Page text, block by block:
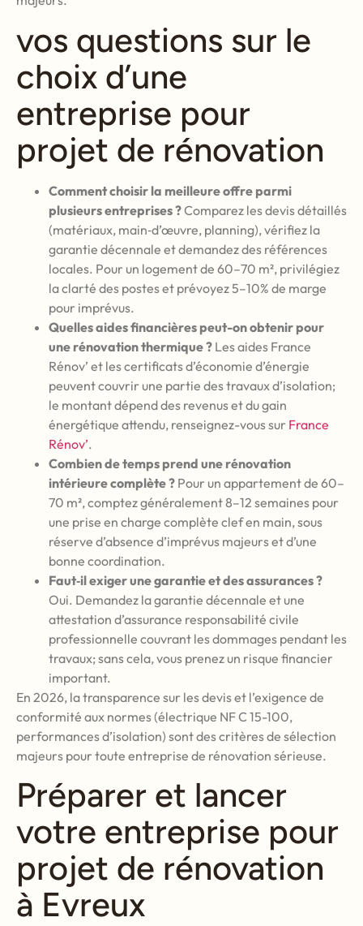
vos questions sur le
choix d’une
entreprise pour
projet de rénovation
Comment choisir la meilleure offre parmi
plusieurs entreprises ?Comparez les devis détaillés
(matériaux, main‑d’œuvre, planning), vérifiez la
garantie décennale et demandez des références
locales. Pour un logement de 60–70 m², privilégiez
la clarté des postes et prévoyez 5–10% de marge
pour imprévus.
Quelles aides financières peut-on obtenir pour
une rénovation thermique ? Les aides France
Rénov’ et les certificats d’économie d’énergie
peuvent couvrir une partie des travaux d’isolation;
le montant dépend des revenus et du gain
énergétique attendu, renseignez-vous sur France
Rénov’.
Combien de temps prend une rénovation
intérieure complète ? Pour un appartement de 60–
70 m², comptez généralement 8–12 semaines pour
une prise en charge complète clef en main, sous
réserve d’absence d’imprévus majeurs et d’une
bonne coordination.
Faut‑il exiger une garantie et des assurances ?
Oui. Demandez la garantie décennale et une
attestation d’assurance responsabilité civile
professionnelle couvrant les dommages pendant les
travaux; sans cela, vous prenez un risque financier
important.
En 2026, la transparence sur les devis et l’exigence de
conformité aux normes (électrique NF C 15-100,
performances d’isolation) sont des critères de sélection
majeurs pour toute entreprise de rénovation sérieuse.
Préparer et lancer
votre entreprise pour
projet de rénovation
à Evreux